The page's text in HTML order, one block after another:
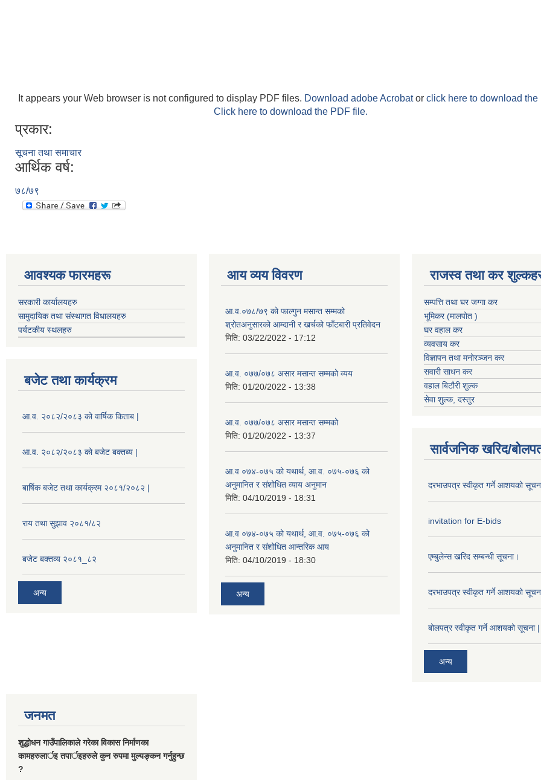
It appears your Web browser is not configured to display PDF files. Download adobe Acrobator click here to download the
Click here to download the PDF file.
प्रकार:
सूचना तथा समाचार
आर्थिक वर्ष:
७८/७९
आवश्यक फारमहरू
सरकारी कार्यालयहरु
सामुदायिक तथा संस्थागत विधालयहरु
पर्यटकीय स्थलहरु
बजेट तथा कार्यक्रम
आ.व. २०८२/२०८३ को वार्षिक किताब |
आ.व. २०८२/२०८३ को बजेट बक्तब्य |
बार्षिक बजेट तथा कार्यक्रम २०८१/२०८२ |
राय तथा सुझाव २०८१/८२
बजेट बक्तव्य २०८१_८२
अन्य
आय व्यय विवरण
आ.व.०७८/७९ को फाल्गुन मसान्त सम्मको
श्रोतअनुसारको आम्दानी र खर्चको फाँटबारी प्रतिवेदन
मिति: 03/22/2022 - 17:12
आ.व. ०७७/०७८ असार मसान्त सम्मको व्यय
मिति: 01/20/2022 - 13:38
आ.व. ०७७/०७८ असार मसान्त सम्मको
मिति: 01/20/2022 - 13:37
आ.व ०७४-०७५ को यथार्थ, आ.व. ०७५-०७६ को
अनुमानित र संशोधित व्याय अनुमान
मिति: 04/10/2019 - 18:31
आ.व ०७४-०७५ को यथार्थ, आ.व. ०७५-०७६ को
अनुमानित र संशोधित आन्तरिक आय
मिति: 04/10/2019 - 18:30
अन्य
राजस्व तथा कर
सम्पत्ति तथा घर जग्गा कर
भूमिकर (मालपोत )
घर वहाल कर
व्यवसाय कर
विज्ञापन तथा मनोरञ्जन कर
सवारी साधन कर
वहाल बिटौरी शुल्क
सेवा शुल्क, दस्तुर
सार्वजनिक खरिद/
दरभाउपत्र स्वीकृत गर्ने आशयको
invitation for E-bids
एम्बुलेन्स खरिद सम्बन्धी सूचना।
दरभाउपत्र स्वीकृत गर्ने आशयको
बोलपत्र स्वीकृत गर्ने आशयको सूचना |
अन्य
जनमत
शुद्धोधन गाउँपालिकाले गरेका विकास निर्माणका
कामहरुलार्इ तपार्इहरुले कुन रुपमा मुल्यङ्कन गर्नुहुन्छ
?